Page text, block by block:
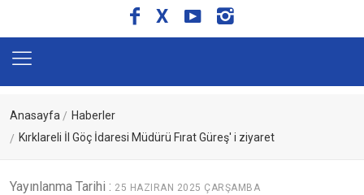
X
Anasayfa
Haberler
Kırklareli İl Göç İdaresi Müdürü Fırat Güreş' i ziyaret
Yayınlanma Tarihi : 25 HAZIRAN 2025 ÇARŞAMBA